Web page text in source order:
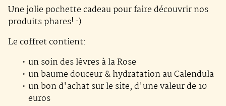
Une jolie pochette cadeau pour faire découvrir nos
produits phares! :)
Le coffret contient:
un soin des lèvres à la Rose
un baume douceur & hydratation au Calendula
un bon d'achat sur le site, d'une valeur de 10
euros